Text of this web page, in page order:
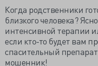
Когда родственники
близкого человека?
интенсивной терапии
если кто-то будет вам
спасительный
мошенник!